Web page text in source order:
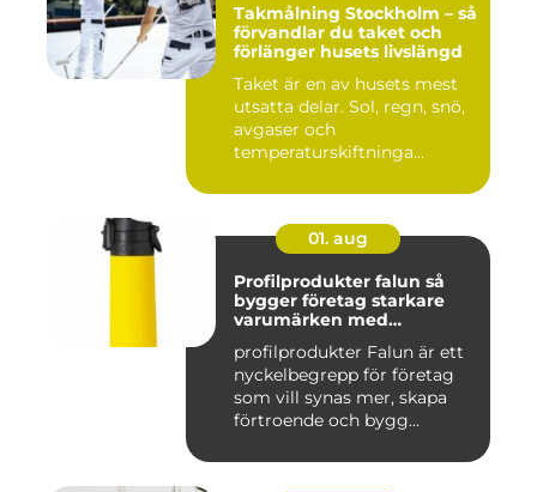
Takmålning Stockholm – så
förvandlar du taket och
förlänger husets livslängd
Taket är en av husets mest
utsatta delar. Sol, regn, snö,
avgaser och
temperaturskiftninga...
01. aug
Profilprodukter falun så
bygger företag starkare
varumärken med
profilprodukter Falun är ett
nyckelbegrepp för företag
som vill synas mer, skapa
förtroende och bygg...